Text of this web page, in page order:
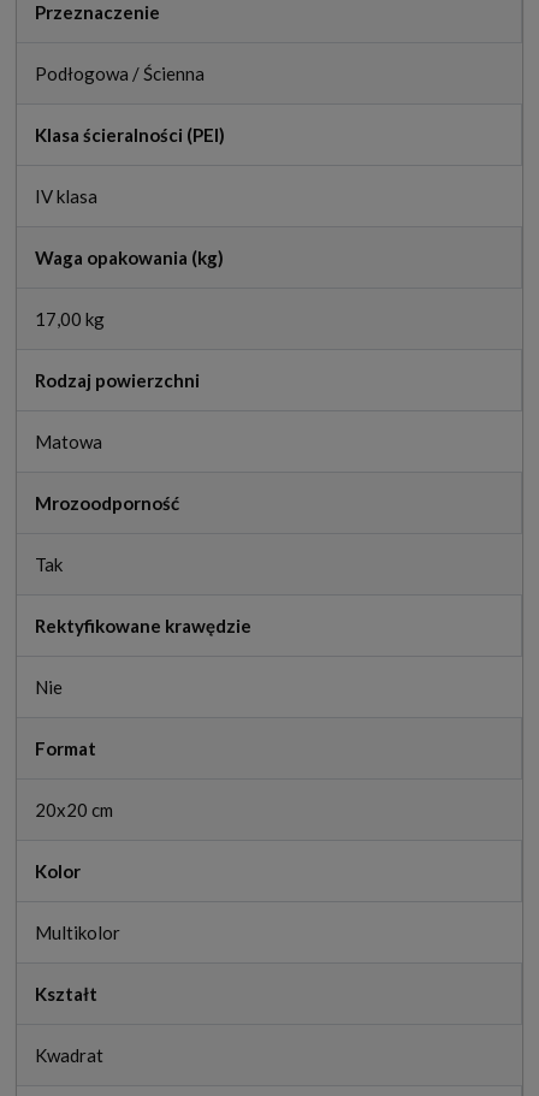
Przeznaczenie
Podłogowa / Ścienna
Klasa ścieralności (PEI)
IV klasa
Waga opakowania (kg)
17,00 kg
Rodzaj powierzchni
Matowa
Mrozoodporność
Tak
Rektyfikowane krawędzie
Nie
Format
20x20 cm
Kolor
Multikolor
Kształt
Kwadrat